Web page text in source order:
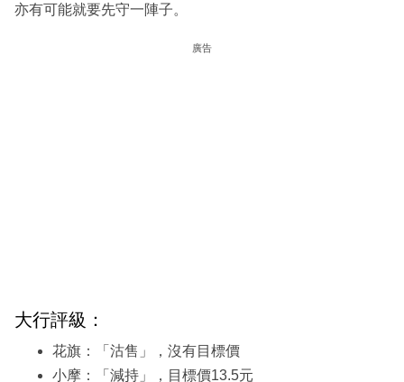
亦有可能就要先守一陣子。
廣告
大行評級：
花旗：「沽售」，沒有目標價
小摩：「減持」，目標價13.5元